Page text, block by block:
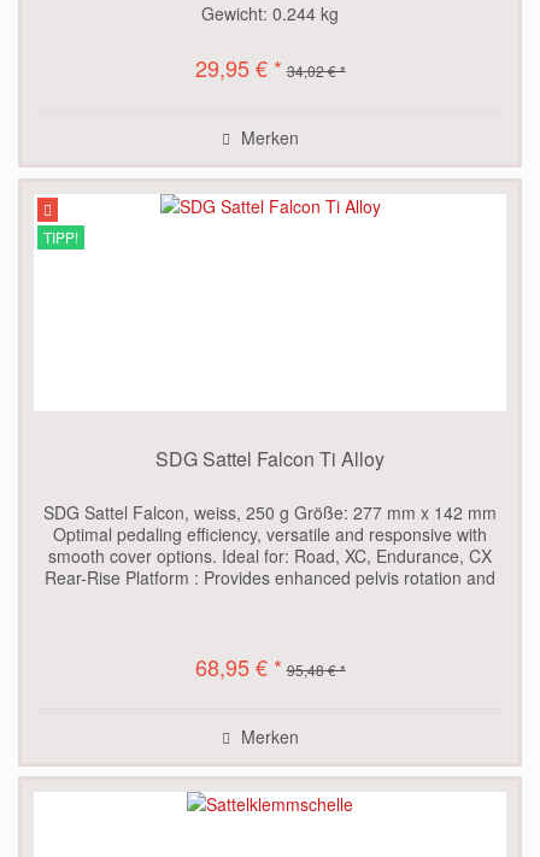
Gewicht: 0.244 kg
29,95 € * 34,02 € *
Merken
TIPP!
SDG Sattel Falcon Ti Alloy
SDG Sattel Falcon, weiss, 250 g Größe: 277 mm x 142 mm
Optimal pedaling efficiency, versatile and responsive with
smooth cover options. Ideal for: Road, XC, Endurance, CX
Rear-Rise Platform : Provides enhanced pelvis rotation and
68,95 € * 95,48 € *
Merken